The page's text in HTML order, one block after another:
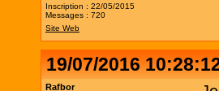
Inscription : 22/05/2015
Messages : 720
Site Web
19/07/2016
Rafbor